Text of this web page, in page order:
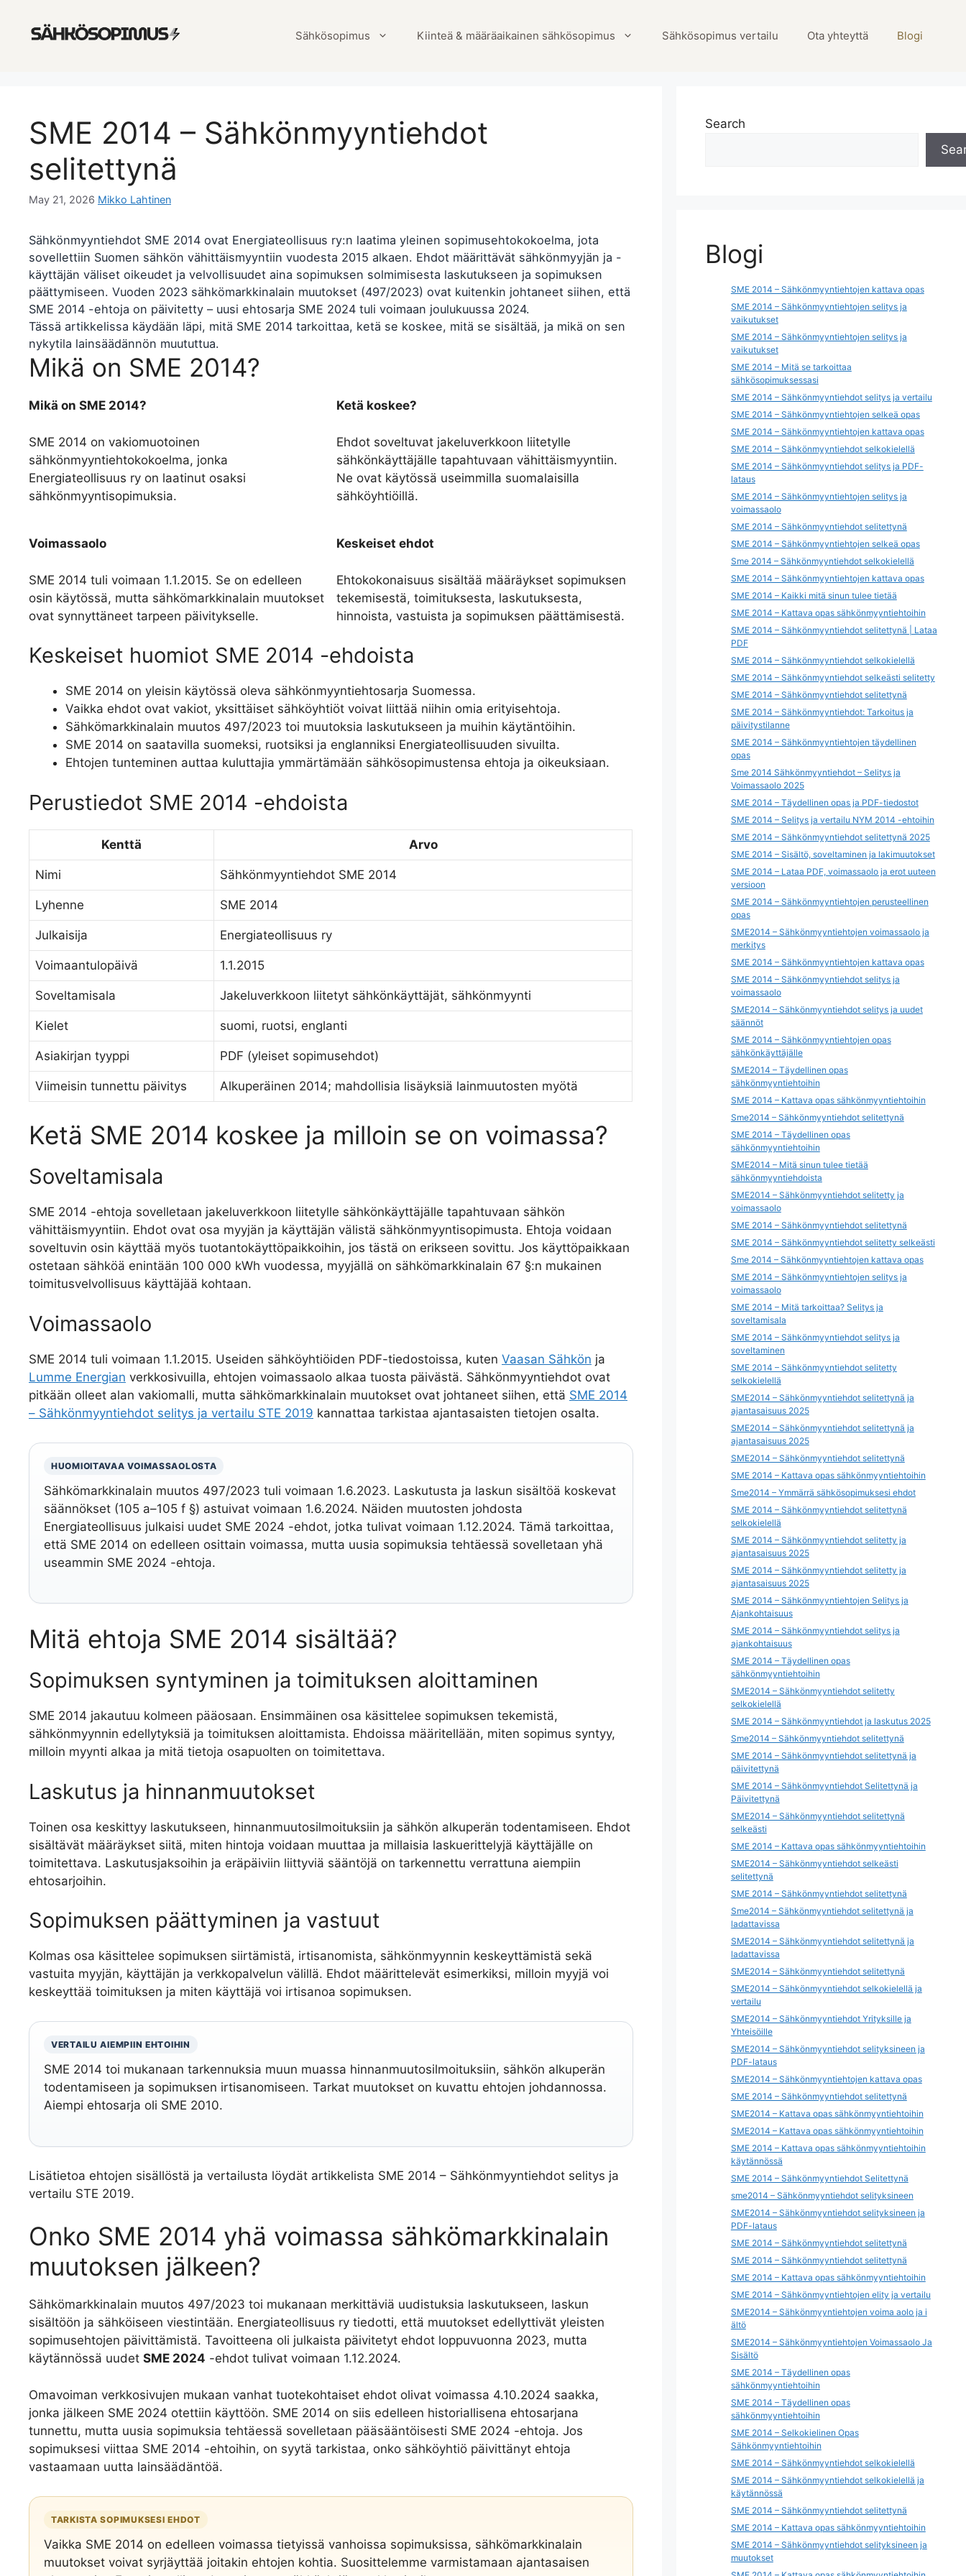
content
Sähkösopimus Kiinteä & määräaikainen sähkösopimus Sähkösopimus vertailu Ota yhteyttä Blogi
SME 2014 – Sähkönmyyntiehdot
selitettynä
May 21, 2026 Mikko Lahtinen
Sähkönmyyntiehdot SME 2014 ovat Energiateollisuus ry:n laatima yleinen sopimusehtokokoelma, jota
sovellettiin Suomen sähkön vähittäismyyntiin vuodesta 2015 alkaen. Ehdot määrittävät sähkönmyyjän ja -
käyttäjän väliset oikeudet ja velvollisuudet aina sopimuksen solmimisesta laskutukseen ja sopimuksen
päättymiseen. Vuoden 2023 sähkömarkkinalain muutokset (497/2023) ovat kuitenkin johtaneet siihen, että
SME 2014 -ehtoja on päivitetty – uusi ehtosarja SME 2024 tuli voimaan joulukuussa 2024.
Tässä artikkelissa käydään läpi, mitä SME 2014 tarkoittaa, ketä se koskee, mitä se sisältää, ja mikä on sen
nykytila lainsäädännön muututtua.
Mikä on SME 2014?
Mikä on SME 2014?
SME 2014 on vakiomuotoinen
sähkönmyyntiehtokokoelma, jonka
Energiateollisuus ry on laatinut osaksi
sähkönmyyntisopimuksia.
Ketä koskee?
Ehdot soveltuvat jakeluverkkoon liitetylle
sähkönkäyttäjälle tapahtuvaan vähittäismyyntiin.
Ne ovat käytössä useimmilla suomalaisilla
sähköyhtiöillä.
Voimassaolo
SME 2014 tuli voimaan 1.1.2015. Se on edelleen
osin käytössä, mutta sähkömarkkinalain muutokset
ovat synnyttäneet tarpeen päivitykselle.
Keskeiset ehdot
Ehtokokonaisuus sisältää määräykset sopimuksen
tekemisestä, toimituksesta, laskutuksesta,
hinnoista, vastuista ja sopimuksen päättämisestä.
Keskeiset huomiot SME 2014 -ehdoista
SME 2014 on yleisin käytössä oleva sähkönmyyntiehtosarja Suomessa.
Vaikka ehdot ovat vakiot, yksittäiset sähköyhtiöt voivat liittää niihin omia erityisehtoja.
Sähkömarkkinalain muutos 497/2023 toi muutoksia laskutukseen ja muihin käytäntöihin.
SME 2014 on saatavilla suomeksi, ruotsiksi ja englanniksi Energiateollisuuden sivuilta.
Ehtojen tunteminen auttaa kuluttajia ymmärtämään sähkösopimustensa ehtoja ja oikeuksiaan.
Perustiedot SME 2014 -ehdoista
Kenttä Arvo
Nimi Sähkönmyyntiehdot SME 2014
Lyhenne SME 2014
Julkaisija Energiateollisuus ry
Voimaantulopäivä 1.1.2015
Soveltamisala Jakeluverkkoon liitetyt sähkönkäyttäjät, sähkönmyynti
Kielet suomi, ruotsi, englanti
Asiakirjan tyyppi PDF (yleiset sopimusehdot)
Viimeisin tunnettu päivitys Alkuperäinen 2014; mahdollisia lisäyksiä lainmuutosten myötä
Ketä SME 2014 koskee ja milloin se on voimassa?
Soveltamisala
SME 2014 -ehtoja sovelletaan jakeluverkkoon liitetylle sähkönkäyttäjälle tapahtuvaan sähkön
vähittäismyyntiin. Ehdot ovat osa myyjän ja käyttäjän välistä sähkönmyyntisopimusta. Ehtoja voidaan
soveltuvin osin käyttää myös tuotantokäyttöpaikkoihin, jos tästä on erikseen sovittu. Jos käyttöpaikkaan
ostetaan sähköä enintään 100 000 kWh vuodessa, myyjällä on sähkömarkkinalain 67 §:n mukainen
toimitusvelvollisuus käyttäjää kohtaan.
Voimassaolo
SME 2014 tuli voimaan 1.1.2015. Useiden sähköyhtiöiden PDF-tiedostoissa, kuten Vaasan Sähkön ja
Lumme Energian verkkosivuilla, ehtojen voimassaolo alkaa tuosta päivästä. Sähkönmyyntiehdot ovat
pitkään olleet alan vakiomalli, mutta sähkömarkkinalain muutokset ovat johtaneet siihen, että SME 2014
– Sähkönmyyntiehdot selitys ja vertailu STE 2019 kannattaa tarkistaa ajantasaisten tietojen osalta.
HUOMIOITAVAA VOIMASSAOLOSTA
Sähkömarkkinalain muutos 497/2023 tuli voimaan 1.6.2023. Laskutusta ja laskun sisältöä koskevat
säännökset (105 a–105 f §) astuivat voimaan 1.6.2024. Näiden muutosten johdosta
Energiateollisuus julkaisi uudet SME 2024 -ehdot, jotka tulivat voimaan 1.12.2024. Tämä tarkoittaa,
että SME 2014 on edelleen osittain voimassa, mutta uusia sopimuksia tehtäessä sovelletaan yhä
useammin SME 2024 -ehtoja.
Mitä ehtoja SME 2014 sisältää?
Sopimuksen syntyminen ja toimituksen aloittaminen
SME 2014 jakautuu kolmeen pääosaan. Ensimmäinen osa käsittelee sopimuksen tekemistä,
sähkönmyynnin edellytyksiä ja toimituksen aloittamista. Ehdoissa määritellään, miten sopimus syntyy,
milloin myynti alkaa ja mitä tietoja osapuolten on toimitettava.
Laskutus ja hinnanmuutokset
Toinen osa keskittyy laskutukseen, hinnanmuutosilmoituksiin ja sähkön alkuperän todentamiseen. Ehdot
sisältävät määräykset siitä, miten hintoja voidaan muuttaa ja millaisia laskuerittelyjä käyttäjälle on
toimitettava. Laskutusjaksoihin ja eräpäiviin liittyviä sääntöjä on tarkennettu verrattuna aiempiin
ehtosarjoihin.
Sopimuksen päättyminen ja vastuut
Kolmas osa käsittelee sopimuksen siirtämistä, irtisanomista, sähkönmyynnin keskeyttämistä sekä
vastuita myyjän, käyttäjän ja verkkopalvelun välillä. Ehdot määrittelevät esimerkiksi, milloin myyjä voi
keskeyttää toimituksen ja miten käyttäjä voi irtisanoa sopimuksen.
VERTAILU AIEMPIIN EHTOIHIN
SME 2014 toi mukanaan tarkennuksia muun muassa hinnanmuutosilmoituksiin, sähkön alkuperän
todentamiseen ja sopimuksen irtisanomiseen. Tarkat muutokset on kuvattu ehtojen johdannossa.
Aiempi ehtosarja oli SME 2010.
Lisätietoa ehtojen sisällöstä ja vertailusta löydät artikkelista SME 2014 – Sähkönmyyntiehdot selitys ja
vertailu STE 2019.
Onko SME 2014 yhä voimassa sähkömarkkinalain
muutoksen jälkeen?
Sähkömarkkinalain muutos 497/2023 toi mukanaan merkittäviä uudistuksia laskutukseen, laskun
sisältöön ja sähköiseen viestintään. Energiateollisuus ry tiedotti, että muutokset edellyttivät yleisten
sopimusehtojen päivittämistä. Tavoitteena oli julkaista päivitetyt ehdot loppuvuonna 2023, mutta
käytännössä uudet SME 2024 -ehdot tulivat voimaan 1.12.2024.
Omavoiman verkkosivujen mukaan vanhat tuotekohtaiset ehdot olivat voimassa 4.10.2024 saakka,
jonka jälkeen SME 2024 otettiin käyttöön. SME 2014 on siis edelleen historiallisena ehtosarjana
tunnettu, mutta uusia sopimuksia tehtäessä sovelletaan pääsääntöisesti SME 2024 -ehtoja. Jos
sopimuksesi viittaa SME 2014 -ehtoihin, on syytä tarkistaa, onko sähköyhtiö päivittänyt ehtoja
vastaamaan uutta lainsäädäntöä.
TARKISTA SOPIMUKSESI EHDOT
Vaikka SME 2014 on edelleen voimassa tietyissä vanhoissa sopimuksissa, sähkömarkkinalain
muutokset voivat syrjäyttää joitakin ehtojen kohtia. Suosittelemme varmistamaan ajantasaisen
Search
Blogi
SME 2014 – Sähkönmyyntiehtojen kattava opas
SME 2014 – Sähkönmyyntiehtojen selitys ja
vaikutukset
SME 2014 – Sähkönmyyntiehtojen selitys ja
vaikutukset
SME 2014 – Mitä se tarkoittaa
sähkösopimuksessasi
SME 2014 – Sähkönmyyntiehdot selitys ja vertailu
SME 2014 – Sähkönmyyntiehtojen selkeä opas
SME 2014 – Sähkönmyyntiehtojen kattava opas
SME 2014 – Sähkönmyyntiehdot selkokielellä
SME 2014 – Sähkönmyyntiehdot selitys ja PDF-
lataus
SME 2014 – Sähkönmyyntiehtojen selitys ja
voimassaolo
SME 2014 – Sähkönmyyntiehdot selitettynä
SME 2014 – Sähkönmyyntiehtojen selkeä opas
Sme 2014 – Sähkönmyyntiehdot selkokielellä
SME 2014 – Sähkönmyyntiehtojen kattava opas
SME 2014 – Kaikki mitä sinun tulee tietää
SME 2014 – Kattava opas sähkönmyyntiehtoihin
SME 2014 – Sähkönmyyntiehdot selitettynä | Lataa
PDF
SME 2014 – Sähkönmyyntiehdot selkokielellä
SME 2014 – Sähkönmyyntiehdot selkeästi selitetty
SME 2014 – Sähkönmyyntiehdot selitettynä
SME 2014 – Sähkönmyyntiehdot: Tarkoitus ja
päivitystilanne
SME 2014 – Sähkönmyyntiehtojen täydellinen
opas
Sme 2014 Sähkönmyyntiehdot – Selitys ja
Voimassaolo 2025
SME 2014 – Täydellinen opas ja PDF-tiedostot
SME 2014 – Selitys ja vertailu NYM 2014 -ehtoihin
SME 2014 – Sähkönmyyntiehdot selitettynä 2025
SME 2014 – Sisältö, soveltaminen ja lakimuutokset
SME 2014 – Lataa PDF, voimassaolo ja erot uuteen
versioon
SME 2014 – Sähkönmyyntiehtojen perusteellinen
opas
SME2014 – Sähkönmyyntiehtojen voimassaolo ja
merkitys
SME 2014 – Sähkönmyyntiehtojen kattava opas
SME 2014 – Sähkönmyyntiehdot selitys ja
voimassaolo
SME2014 – Sähkönmyyntiehdot selitys ja uudet
säännöt
SME 2014 – Sähkönmyyntiehtojen opas
sähkönkäyttäjälle
SME2014 – Täydellinen opas
sähkönmyyntiehtoihin
SME 2014 – Kattava opas sähkönmyyntiehtoihin
Sme2014 – Sähkönmyyntiehdot selitettynä
SME 2014 – Täydellinen opas
sähkönmyyntiehtoihin
SME2014 – Mitä sinun tulee tietää
sähkönmyyntiehdoista
SME2014 – Sähkönmyyntiehdot selitetty ja
voimassaolo
SME 2014 – Sähkönmyyntiehdot selitettynä
SME 2014 – Sähkönmyyntiehdot selitetty selkeästi
Sme 2014 – Sähkönmyyntiehtojen kattava opas
SME 2014 – Sähkönmyyntiehtojen selitys ja
voimassaolo
SME 2014 – Mitä tarkoittaa? Selitys ja
soveltamisala
SME 2014 – Sähkönmyyntiehdot selitys ja
soveltaminen
SME 2014 – Sähkönmyyntiehdot selitetty
selkokielellä
SME2014 – Sähkönmyyntiehdot selitettynä ja
ajantasaisuus 2025
SME2014 – Sähkönmyyntiehdot selitettynä ja
ajantasaisuus 2025
SME2014 – Sähkönmyyntiehdot selitettynä
SME 2014 – Kattava opas sähkönmyyntiehtoihin
Sme2014 – Ymmärrä sähkösopimuksesi ehdot
SME 2014 – Sähkönmyyntiehdot selitettynä
selkokielellä
SME 2014 – Sähkönmyyntiehdot selitetty ja
ajantasaisuus 2025
SME 2014 – Sähkönmyyntiehdot selitetty ja
ajantasaisuus 2025
SME 2014 – Sähkönmyyntiehtojen Selitys ja
Ajankohtaisuus
SME 2014 – Sähkönmyyntiehdot selitys ja
ajankohtaisuus
SME 2014 – Täydellinen opas
sähkönmyyntiehtoihin
SME2014 – Sähkönmyyntiehdot selitetty
selkokielellä
SME 2014 – Sähkönmyyntiehdot ja laskutus 2025
Sme2014 – Sähkönmyyntiehdot selitettynä
SME 2014 – Sähkönmyyntiehdot selitettynä ja
päivitettynä
SME 2014 – Sähkönmyyntiehdot Selitettynä ja
Päivitettynä
SME2014 – Sähkönmyyntiehdot selitettynä
selkeästi
SME 2014 – Kattava opas sähkönmyyntiehtoihin
SME2014 – Sähkönmyyntiehdot selkeästi
selitettynä
SME 2014 – Sähkönmyyntiehdot selitettynä
Sme2014 – Sähkönmyyntiehdot selitettynä ja
ladattavissa
SME2014 – Sähkönmyyntiehdot selitettynä ja
ladattavissa
SME2014 – Sähkönmyyntiehdot selitettynä
SME2014 – Sähkönmyyntiehdot selkokielellä ja
vertailu
SME2014 – Sähkönmyyntiehdot Yrityksille ja
Yhteisöille
SME2014 – Sähkönmyyntiehdot selityksineen ja
PDF-lataus
SME2014 – Sähkönmyyntiehtojen kattava opas
SME 2014 – Sähkönmyyntiehdot selitettynä
SME2014 – Kattava opas sähkönmyyntiehtoihin
SME2014 – Kattava opas sähkönmyyntiehtoihin
SME 2014 – Kattava opas sähkönmyyntiehtoihin
käytännössä
SME 2014 – Sähkönmyyntiehdot Selitettynä
sme2014 – Sähkönmyyntiehdot selityksineen
SME2014 – Sähkönmyyntiehdot selityksineen ja
PDF-lataus
SME 2014 – Sähkönmyyntiehdot selitettynä
SME 2014 – Sähkönmyyntiehdot selitettynä
SME 2014 – Kattava opas sähkönmyyntiehtoihin
SME 2014 – Sähkönmyyntiehtojen elity ja vertailu
SME2014 – Sähkönmyyntiehtojen voima aolo ja i
ältö
SME2014 – Sähkönmyyntiehtojen Voimassaolo Ja
Sisältö
SME 2014 – Täydellinen opas
sähkönmyyntiehtoihin
SME 2014 – Täydellinen opas
sähkönmyyntiehtoihin
SME 2014 – Selkokielinen Opas
Sähkönmyyntiehtoihin
SME 2014 – Sähkönmyyntiehdot selkokielellä
SME 2014 – Sähkönmyyntiehdot selkokielellä ja
käytännössä
SME 2014 – Sähkönmyyntiehdot selitettynä
SME 2014 – Kattava opas sähkönmyyntiehtoihin
SME 2014 – Sähkönmyyntiehdot selityksineen ja
muutokset